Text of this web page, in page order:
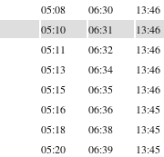
05:08 06:30 13:46
05:10 06:31 13:46
05:11 06:32 13:46
05:13 06:34 13:46
05:15 06:35 13:46
05:16 06:36 13:45
05:18 06:38 13:45
05:20 06:39 13:45